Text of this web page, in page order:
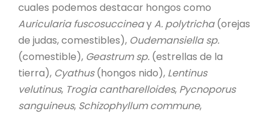
cuales podemos destacar hongos como
Auricularia fuscosuccineayA. polytricha(orejas
de judas, comestibles), Oudemansiella sp.
(comestible), Geastrum sp. (estrellas de la
tierra), Cyathus(hongos nido), Lentinus
velutinus, Trogia cantharelloides, Pycnoporus
sanguineus, Schizophyllum commune,